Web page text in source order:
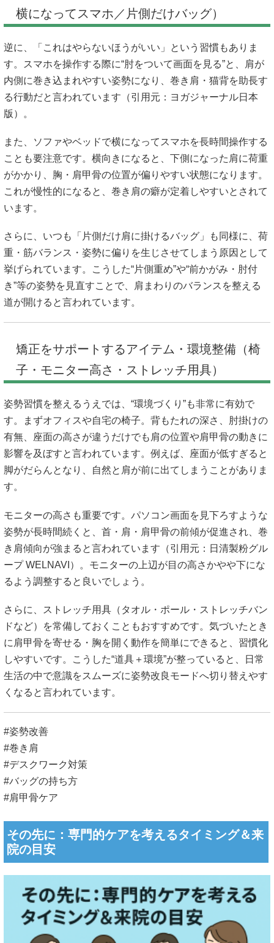
横になってスマホ／片側だけバッグ）
逆に、「これはやらないほうがいい」という習慣もありま
す。スマホを操作する際に“肘をついて画面を見る”と、肩が
内側に巻き込まれやすい姿勢になり、巻き肩・猫背を助長す
る行動だと言われています（引用元： ヨガジャーナル日本
版 ）。
また、ソファやベッドで横になってスマホを長時間操作する
ことも要注意です。横向きになると、下側になった肩に荷重
がかかり、胸・肩甲骨の位置が偏りやすい状態になります。
これが慢性的になると、巻き肩の癖が定着しやすいとされて
います。
さらに、いつも「片側だけ肩に掛けるバッグ」も同様に、荷
重・筋バランス・姿勢に偏りを生じさせてしまう原因として
挙げられています。こうした“片側重め”や“前かがみ・肘付
き”等の姿勢を見直すことで、肩まわりのバランスを整える
道が開けると言われています。
矯正をサポートするアイテム・環境整備（椅
子・モニター高さ・ストレッチ用具）
姿勢習慣を整えるうえでは、“環境づくり”も非常に有効で
す。まずオフィスや自宅の椅子。背もたれの深さ、肘掛けの
有無、座面の高さが違うだけでも肩の位置や肩甲骨の動きに
影響を及ぼすと言われています。例えば、座面が低すぎると
脚がだらんとなり、自然と肩が前に出てしまうことがありま
す。
モニターの高さも重要です。パソコン画面を見下ろすような
姿勢が長時間続くと、首・肩・肩甲骨の前傾が促進され、巻
き肩傾向が強まると言われています（引用元： 日清製粉グル
ープ WELNAVI ）。モニターの上辺が目の高さかやや下にな
るよう調整すると良いでしょう。
さらに、ストレッチ用具（タオル・ポール・ストレッチバン
ドなど）を常備しておくこともおすすめです。気づいたとき
に肩甲骨を寄せる・胸を開く動作を簡単にできると、習慣化
しやすいです。こうした“道具＋環境”が整っていると、日常
生活の中で意識をスムーズに姿勢改良モードへ切り替えやす
くなると言われています。
#姿勢改善
#巻き肩
#デスクワーク対策
#バッグの持ち方
#肩甲骨ケア
その先に：専門的ケアを考えるタイミング＆来
院の目安